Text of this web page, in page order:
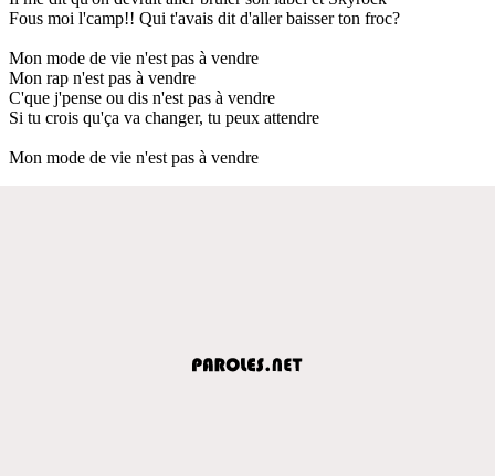
Fous moi l'camp!! Qui t'avais dit d'aller baisser ton froc?
Mon mode de vie n'est pas à vendre
Mon rap n'est pas à vendre
C'que j'pense ou dis n'est pas à vendre
Si tu crois qu'ça va changer, tu peux attendre
Mon mode de vie n'est pas à vendre